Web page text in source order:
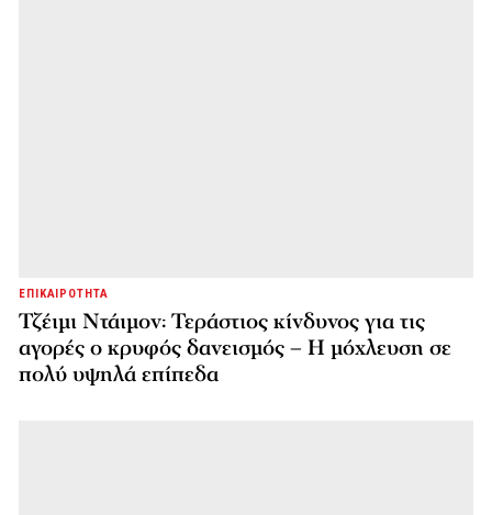
ΕΠΙΚΑΙΡΟΤΗΤΑ
Τζέιμι Ντάιμον: Τεράστιος κίνδυνος για τις
αγορές ο κρυφός δανεισμός – Η μόχλευση σε
πολύ υψηλά επίπεδα